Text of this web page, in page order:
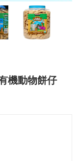
機動物餅仔